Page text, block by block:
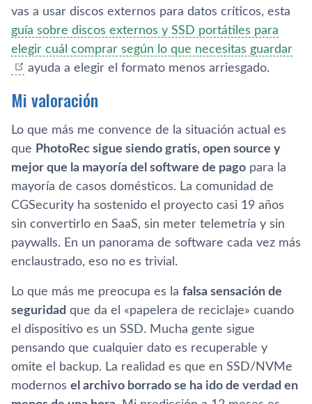
vas a usar discos externos para datos críticos, esta
guía sobre discos externos y SSD portátiles para
elegir cuál comprar según lo que necesitas guardar
ayuda a elegir el formato menos arriesgado.
Mi valoración
Lo que más me convence de la situación actual es
que PhotoRec sigue siendo gratis, open source y
mejor que la mayoría del software de pago para la
mayoría de casos domésticos. La comunidad de
CGSecurity ha sostenido el proyecto casi 19 años
sin convertirlo en SaaS, sin meter telemetría y sin
paywalls. En un panorama de software cada vez más
enclaustrado, eso no es trivial.
Lo que más me preocupa es la falsa sensación de
seguridad que da el «papelera de reciclaje» cuando
el dispositivo es un SSD. Mucha gente sigue
pensando que cualquier dato es recuperable y
omite el backup. La realidad es que en SSD/NVMe
modernos el archivo borrado se ha ido de verdad en